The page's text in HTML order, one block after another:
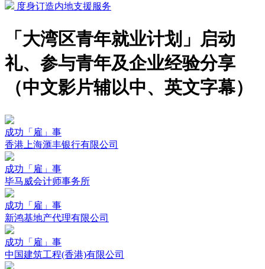
度身订造内地支援服务
「大湾区青年就业计划」启动
礼、参与青年及企业经验分享
（中文影片辅以中、英文字幕）
成功「雇」事
香港上海滙丰银行有限公司
成功「雇」事
毕马威会计师事务所
成功「雇」事
新鸿基地产代理有限公司
成功「雇」事
中国建筑工程(香港)有限公司